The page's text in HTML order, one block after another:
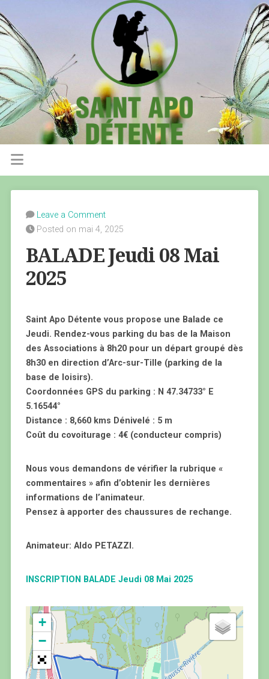
Leave a Comment
Posted on mai 4, 2025
BALADE Jeudi 08 Mai
2025
Saint Apo Détente vous propose une Balade ce
Jeudi. Rendez-vous parking du bas de la Maison
des Associations à 8h20 pour un départ groupé dès
8h30 en direction d’Arc-sur-Tille (parking de la
base de loisirs).
Coordonnées GPS du parking : N 47.34733° E
5.16544°
Distance : 8,660 kms Dénivelé : 5 m
Coût du covoiturage : 4€ (conducteur compris)
Nous vous demandons de vérifier la rubrique «
commentaires » afin d’obtenir les dernières
informations de l’animateur.
Pensez à apporter des chaussures de rechange.
Animateur: Aldo PETAZZI.
INSCRIPTION BALADE Jeudi 08 Mai 2025
+
−